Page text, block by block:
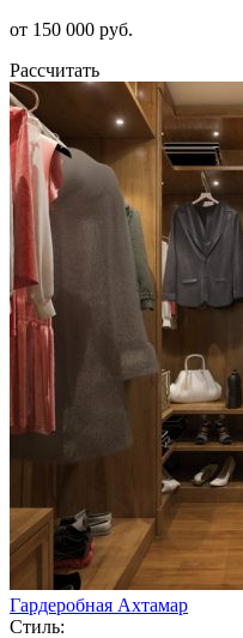
от 150 000 руб.
Рассчитать
Гардеробная Ахтамар
Стиль: